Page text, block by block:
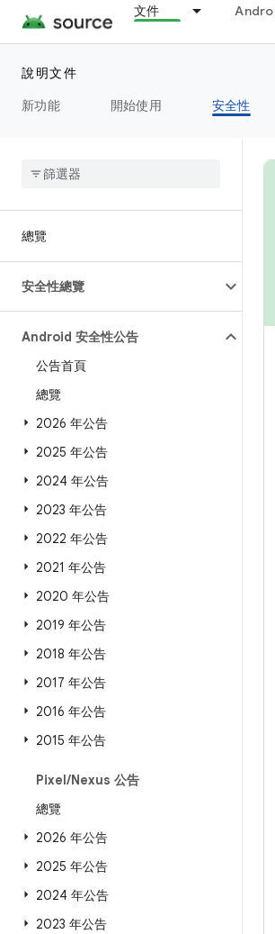
文件
說明文件
新功能
開始使用 安全性
總覽
安全性總覽
Android 安全性公告
公告首頁
總覽
2026 年公告
2025 年公告
2024 年公告
2023 年公告
2022 年公告
2021 年公告
2020 年公告
2019 年公告
2018 年公告
2017 年公告
2016 年公告
2015 年公告
Pixel/Nexus 公告
總覽
2026 年公告
2025 年公告
2024 年公告
2023 年公告